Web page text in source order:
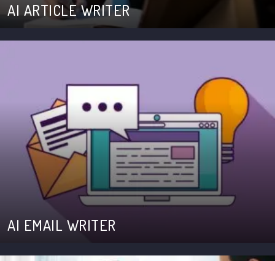
AI ARTICLE WRITER
AI EMAIL WRITER